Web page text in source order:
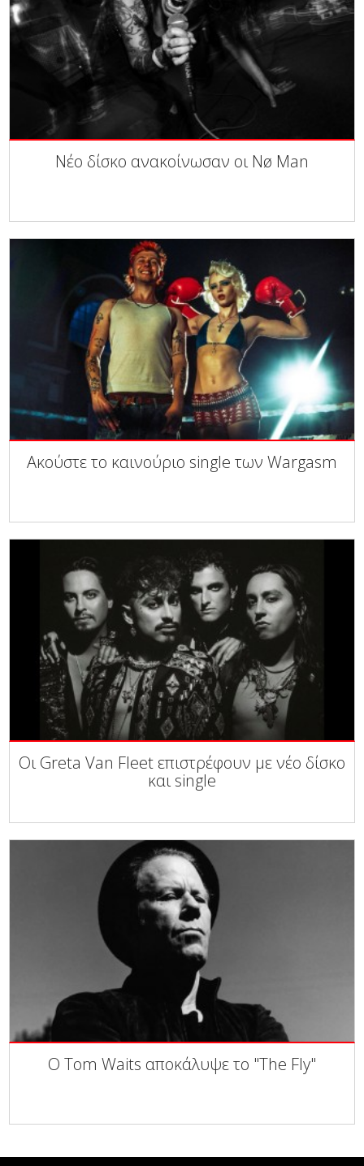
Νέο δίσκο ανακοίνωσαν οι Nø Man
Ακούστε το καινούριο single των Wargasm
Οι Greta Van Fleet επιστρέφουν με νέο δίσκο
και single
Ο Tom Waits αποκάλυψε το "The Fly"